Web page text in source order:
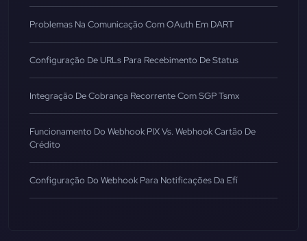
Problemas Na Comunicação Com OAuth Em DART
Configuração De URLs Para Recebimento De Status
Integração De Cobrança Recorrente Com SGP Tsmx
Funcionamento Do Webhook PIX Vs. Webhook Cartão De
Crédito
Configuração Do Webhook Para Notificações Da Efí